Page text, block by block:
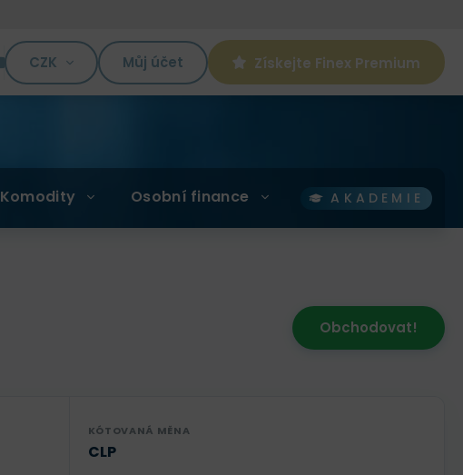
CZK Můj účet Získejte Finex Premium
Komodity Osobní finance AKADEMIE
Obchodovat!
KÓTOVANÁ MĚNA
CLP